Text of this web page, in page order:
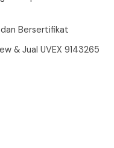
Bersertifikat
& Jual UVEX 9143265